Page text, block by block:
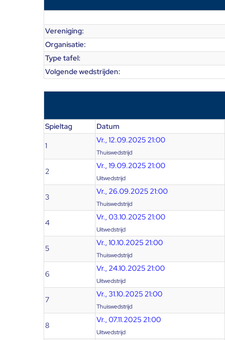
Vereniging:
Organisatie:
Type tafel:
Volgende wedstrijden:
Spieltag Datum
1
Vr., 12.09.2025 21:00
Thuiswedstrijd
2
Vr., 19.09.2025 21:00
Uitwedstrijd
3
Vr., 26.09.2025 21:00
Thuiswedstrijd
4
Vr., 03.10.2025 21:00
Uitwedstrijd
5
Vr., 10.10.2025 21:00
Thuiswedstrijd
6
Vr., 24.10.2025 21:00
Uitwedstrijd
7
Vr., 31.10.2025 21:00
Thuiswedstrijd
8
Vr., 07.11.2025 21:00
Uitwedstrijd